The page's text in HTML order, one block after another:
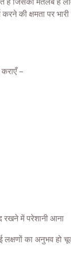
की क्षमता पर
–
रखने में परेशानी आना
लक्षणों का अनुभव हो